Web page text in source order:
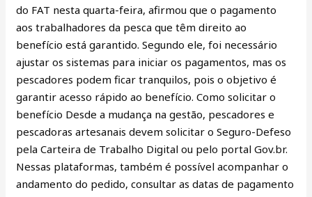
do FAT nesta quarta-feira, afirmou que o pagamento
aos trabalhadores da pesca que têm direito ao
benefício está garantido. Segundo ele, foi necessário
ajustar os sistemas para iniciar os pagamentos, mas os
pescadores podem ficar tranquilos, pois o objetivo é
garantir acesso rápido ao benefício. Como solicitar o
benefício Desde a mudança na gestão, pescadores e
pescadoras artesanais devem solicitar o Seguro-Defeso
pela Carteira de Trabalho Digital ou pelo portal Gov.br.
Nessas plataformas, também é possível acompanhar o
andamento do pedido, consultar as datas de pagamento